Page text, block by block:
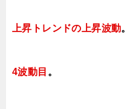
上昇トレンドの上昇波動。
4波動目 。